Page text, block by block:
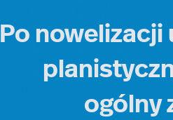
Po nowelizacji
ogólny